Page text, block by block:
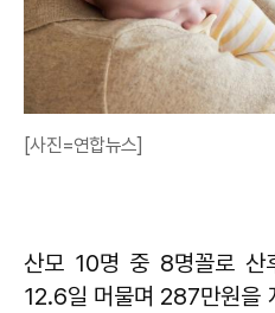
[사진=연합뉴스]
산모 10명 중 8명꼴로 산
12.6일 머물며 287만원을